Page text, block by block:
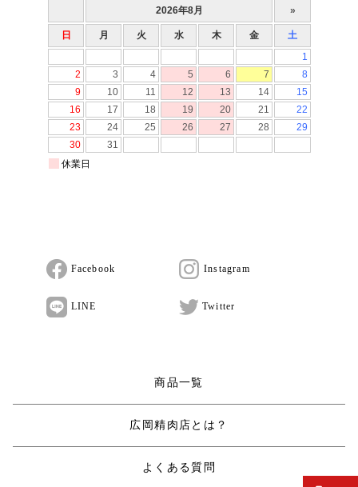
Facebook Instagram
LINE Twitter
商品一覧
広岡精肉店とは？
よくある質問